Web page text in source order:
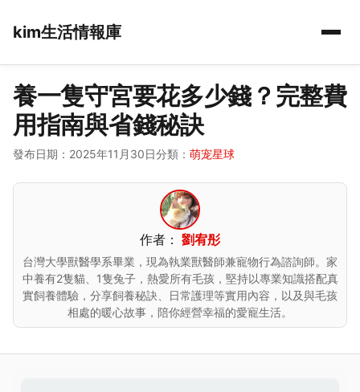
kim生活情報庫
養一隻守宮要花多少錢？完整費
用指南與省錢秘訣
發布日期：2025年11月30日分類： 萌宠星球
作者： 劉宥彤
台灣大學獸醫學系畢業，現為執業獸醫師兼寵物行為諮詢師。家
中養有2隻貓、1隻兔子，熱愛所有毛孩，堅持以專業知識搭配真
實飼養體驗，分享飼養秘訣、日常護理等實用內容，以及與毛孩
相處的暖心故事，陪你經營幸福的愛寵生活。